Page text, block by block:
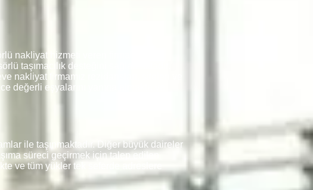
nakliyat hizmeti veren firmalarda
taşımacılık desteğini sağlamaktadır.
nakliyat firmamız rezidansları, siteleri ve
değerli eşyalarını yanına almakta ve
ile taşınmaktadır. Diğer büyük daireler
süreci geçirmek için talep edilen
ve tüm yükler tek seferde adreslere